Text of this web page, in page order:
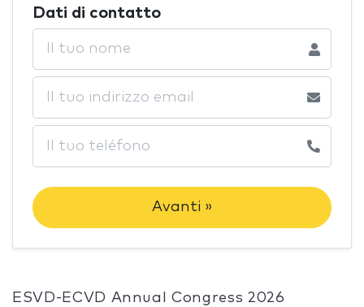
Dati di contatto
Avanti »
ESVD-ECVD Annual Congress 2026